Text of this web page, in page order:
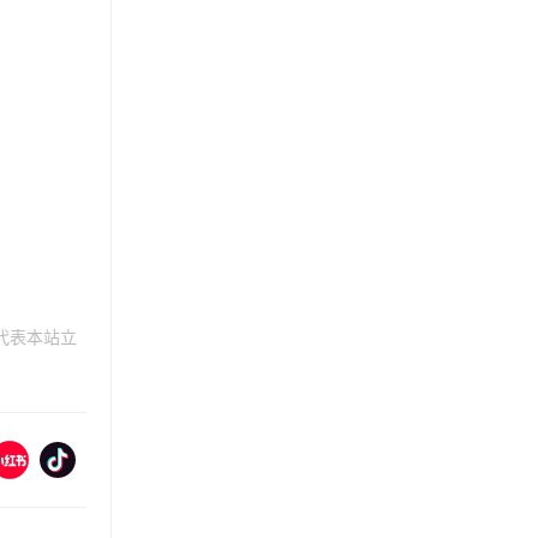
表本站立